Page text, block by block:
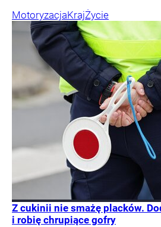
MotoryzacjaKrajŻycie
Z cukinii nie smażę placków.
i robię chrupiące gofry